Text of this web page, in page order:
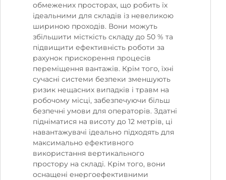
обмежених просторах, що робить їх
ідеальними для складів із невеликою
шириною проходів. Вони можуть
збільшити місткість складу до 50 % та
підвищити ефективність роботи за
рахунок прискорення процесів
переміщення вантажів. Крім того, їхні
сучасні системи безпеки зменшують
ризик нещасних випадків і травм на
робочому місці, забезпечуючи більш
безпечні умови для операторів. Здатні
підніматися на висоту до 12 метрів, ці
навантажувачі ідеально підходять для
максимально ефективного
використання вертикального
простору на складі. Крім того, вони
оснащені енергоефективними